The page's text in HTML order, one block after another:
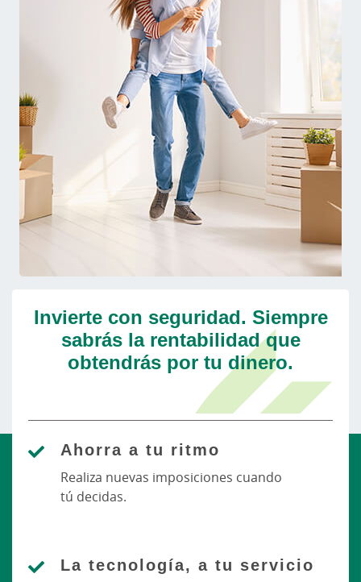
Invierte con seguridad. Siempre
sabrás la rentabilidad que
obtendrás por tu dinero.
Ahorra a tu ritmo
Realiza nuevas imposiciones cuando
tú decidas.
La tecnología, a tu servicio